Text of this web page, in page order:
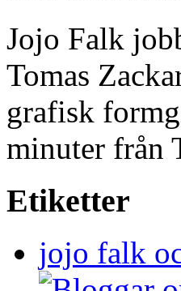
Jojo Falk
Tomas
grafisk
minuter från
Etiketter
jojo falk